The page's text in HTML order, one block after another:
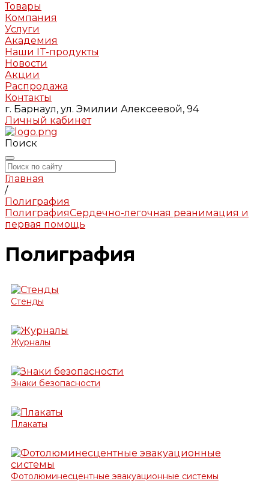
Товары
Компания
Услуги
Академия
Наши IT-продукты
Новости
Акции
Распродажа
Контакты
г. Барнаул, ул. Эмилии Алексеевой, 94
Личный кабинет
Поиск
Главная
/
Полиграфия
ПолиграфияСердечно-легочная реанимация и
первая помощь
Полиграфия
Стенды
Журналы
Знаки безопасности
Плакаты
Фотолюминесцентные эвакуационные системы